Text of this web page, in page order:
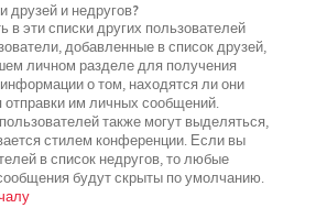
друзей и недругов?
в эти списки других пользователей
добавленные в список друзей,
личном разделе для получения
о том, находятся ли они
отправки им личных сообщений.
также могут выделяться,
стилем конференции. Если вы
в список недругов, то любые
будут скрыты по умолчанию.